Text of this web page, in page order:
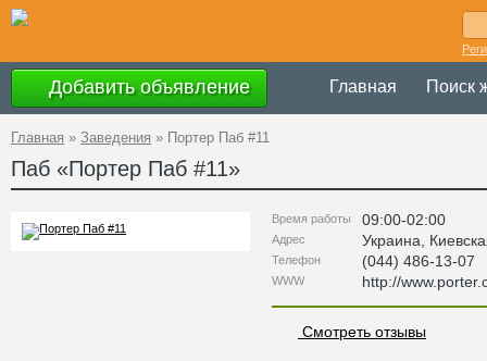
Добавить объявление Главная Поиск
Главная » Заведения » Портер Паб #11
Паб «Портер Паб #11»
Время работы 09:00-02:00
Адрес Украина
Телефон (044) 486-13-07
WWW http://
Смотреть отзывы